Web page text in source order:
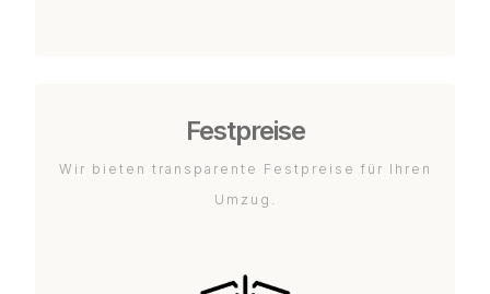
Festpreise
Wir bieten transparente Festpreise für Ihren
Umzug.